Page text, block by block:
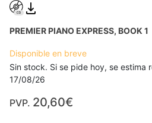
PREMIER PIANO EXPRESS, BOOK 1
Disponible en breve
Sin stock. Si se pide hoy, se estima
17/08/26
PVP. 20,60€